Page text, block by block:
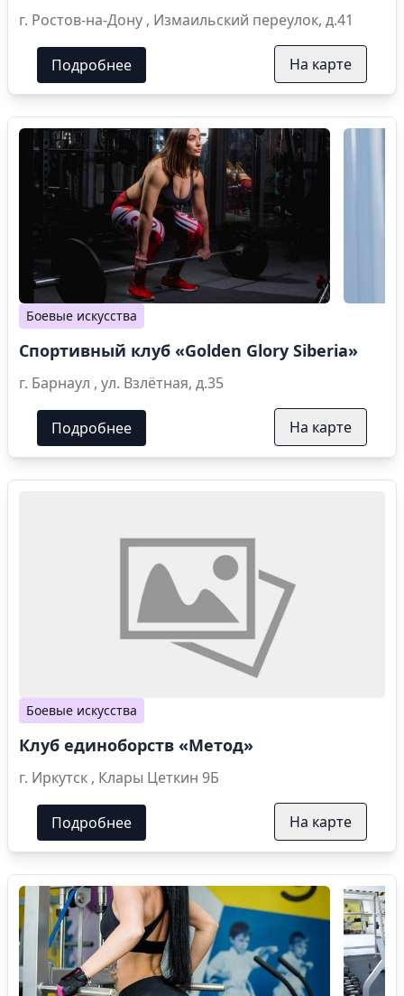
г. Ростов-на-Дону , Измаильский переулок, д.41
Подробнее На карте
Боевые искусства
Спортивный клуб «Golden Glory Siberia»
г. Барнаул , ул. Взлётная, д.35
Подробнее На карте
Боевые искусства
Клуб единоборств «Метод»
г. Иркутск , Клары Цеткин 9Б
Подробнее На карте